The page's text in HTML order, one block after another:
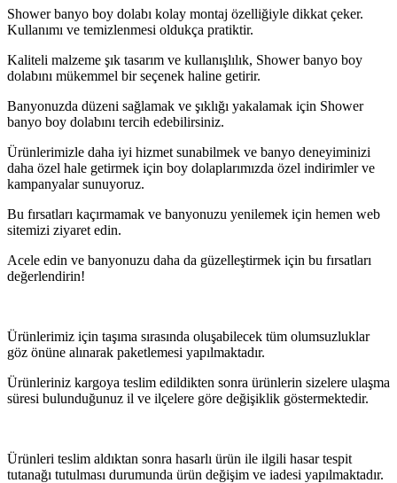
Shower banyo boy dolabı kolay montaj özelliğiyle dikkat çeker.
Kullanımı ve temizlenmesi oldukça pratiktir.
Kaliteli malzeme şık tasarım ve kullanışlılık, Shower banyo boy
dolabını mükemmel bir seçenek haline getirir.
Banyonuzda düzeni sağlamak ve şıklığı yakalamak için Shower
banyo boy dolabını tercih edebilirsiniz.
Ürünlerimizle daha iyi hizmet sunabilmek ve banyo deneyiminizi
daha özel hale getirmek için boy dolaplarımızda özel indirimler ve
kampanyalar sunuyoruz.
Bu fırsatları kaçırmamak ve banyonuzu yenilemek için hemen web
sitemizi ziyaret edin.
Acele edin ve banyonuzu daha da güzelleştirmek için bu fırsatları
değerlendirin!
Ürünlerimiz için taşıma sırasında oluşabilecek tüm olumsuzluklar
göz önüne alınarak paketlemesi yapılmaktadır.
Ürünleriniz kargoya teslim edildikten sonra ürünlerin sizelere ulaşma
süresi bulunduğunuz il ve ilçelere göre değişiklik göstermektedir.
Ürünleri teslim aldıktan sonra hasarlı ürün ile ilgili hasar tespit
tutanağı tutulması durumunda ürün değişim ve iadesi yapılmaktadır.